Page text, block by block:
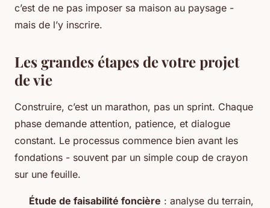
c’est de ne pas imposer sa maison au paysage -
mais de l’y inscrire.
Les grandes étapes de votre projet
de vie
Construire, c’est un marathon, pas un sprint. Chaque
phase demande attention, patience, et dialogue
constant. Le processus commence bien avant les
fondations - souvent par un simple coup de crayon
sur une feuille.
Étude de faisabilité foncière : analyse du terrain,